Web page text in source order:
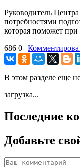
Руководитель
потребностями
которая поможет
686 0 |
В этом разделе еще
загрузка...
Последние
Добавьте